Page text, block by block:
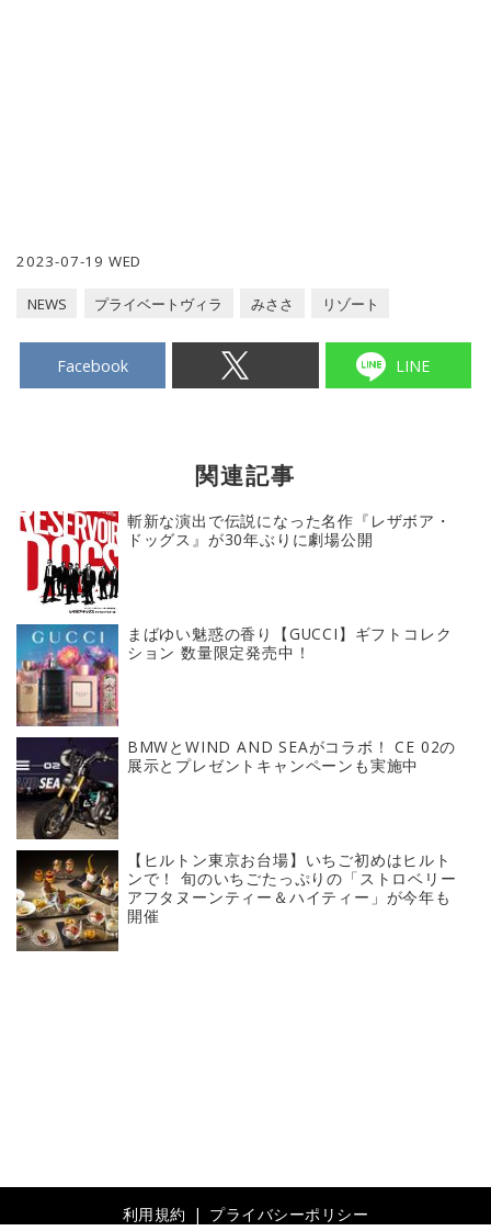
2023-07-19 WED
NEWS プライベートヴィラ みささ リゾート
Facebook LINE
関連記事
斬新な演出で伝説になった名作『レザボア・
ドッグス』が30年ぶりに劇場公開
まばゆい魅惑の香り【GUCCI】ギフトコレク
ション 数量限定発売中！
BMWとWIND AND SEAがコラボ！ CE 02の
展示とプレゼントキャンペーンも実施中
【ヒルトン東京お台場】いちご初めはヒルト
ンで！ 旬のいちごたっぷりの「ストロベリー
アフタヌーンティー＆ハイティー」が今年も
開催
利用規約
プライバシーポリシー